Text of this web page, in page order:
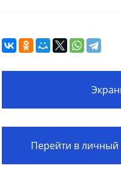
Перейти в